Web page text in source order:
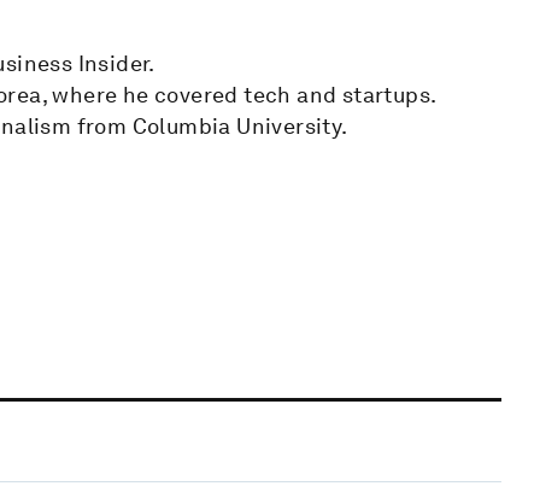
Insider.
where he covered tech and startups.
from Columbia University.